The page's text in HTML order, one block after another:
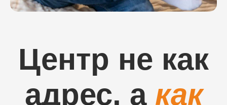
Центр не как
адрес, а как